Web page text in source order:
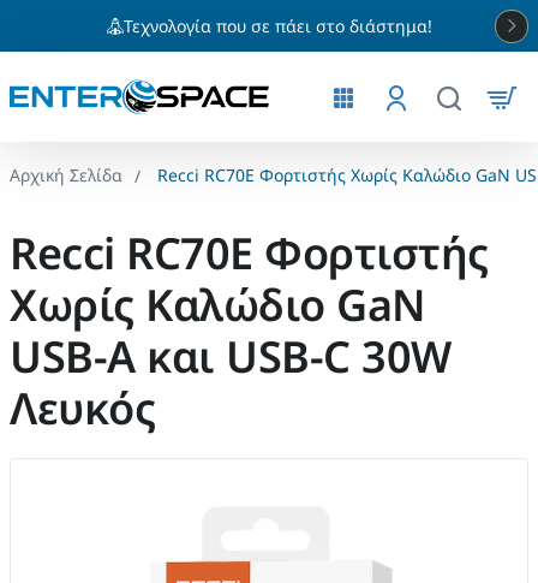
Τεχνολογία που σε πάει στο διάστημα!
Recci RC70E Φορτιστής Χωρίς Καλώδιο GaN
Recci RC70E Φορτιστής
Χωρίς Καλώδιο GaN
USB-A και USB-C 30W
Λευκός